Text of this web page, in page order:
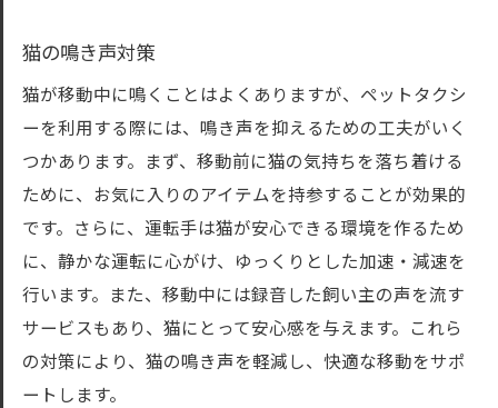
猫の鳴き声対策
猫が移動中に鳴くことはよくありますが、ペットタクシ
ーを利用する際には、鳴き声を抑えるための工夫がいく
つかあります。まず、移動前に猫の気持ちを落ち着ける
ために、お気に入りのアイテムを持参することが効果的
です。さらに、運転手は猫が安心できる環境を作るため
に、静かな運転に心がけ、ゆっくりとした加速・減速を
行います。また、移動中には録音した飼い主の声を流す
サービスもあり、猫にとって安心感を与えます。これら
の対策により、猫の鳴き声を軽減し、快適な移動をサポ
ートします。